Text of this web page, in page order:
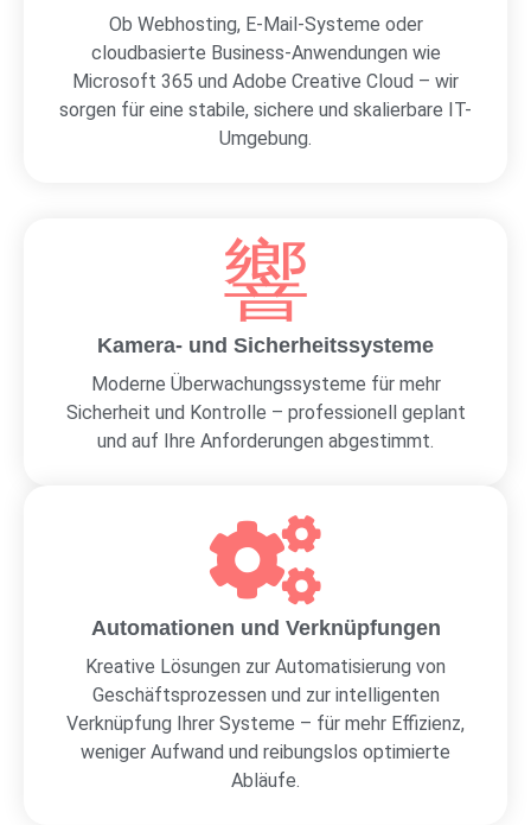
Ob Webhosting, E-Mail-Systeme oder
cloudbasierte Business-Anwendungen wie
Microsoft 365 und Adobe Creative Cloud – wir
sorgen für eine stabile, sichere und skalierbare IT-
Umgebung.
Kamera- und Sicherheitssysteme
Moderne Überwachungssysteme für mehr
Sicherheit und Kontrolle – professionell geplant
und auf Ihre Anforderungen abgestimmt.
Automationen und Verknüpfungen
Kreative Lösungen zur Automatisierung von
Geschäftsprozessen und zur intelligenten
Verknüpfung Ihrer Systeme – für mehr Effizienz,
weniger Aufwand und reibungslos optimierte
Abläufe.